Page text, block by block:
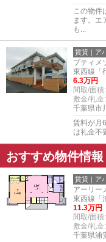
この物件
ます。エ
も...
賃貸｜ア
プティメ
東西線「
6.3万円
間取/面積:
敷金/礼金:
千葉県市
賃料が月
は礼金不
おすすめ物件情報
賃貸｜ア
アーリー
東西線「
11.3万円
間取/面積:
敷金/礼金:
千葉県浦